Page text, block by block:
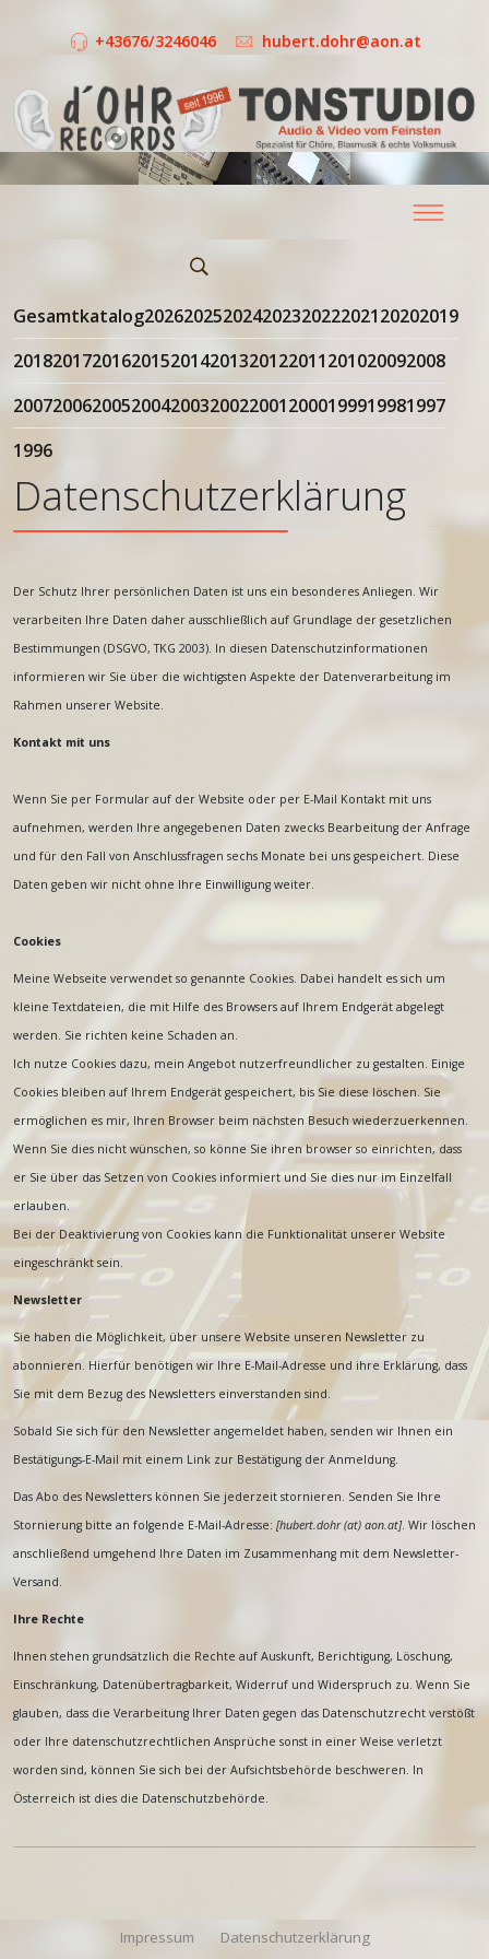
+43676/3246046 hubert.dohr@aon.at
Gesamtkatalog20262025202420232022202120202019
20182017201620152014201320122011201020092008
20072006200520042003200220012000199919981997
1996
Datenschutzerklärung
Der Schutz Ihrer persönlichen Daten ist uns ein besonderes Anliegen. Wir
verarbeiten Ihre Daten daher ausschließlich auf Grundlage der gesetzlichen
Bestimmungen (DSGVO, TKG 2003). In diesen Datenschutzinformationen
informieren wir Sie über die wichtigsten Aspekte der Datenverarbeitung im
Rahmen unserer Website.
Kontakt mit uns
Wenn Sie per Formular auf der Website oder per E-Mail Kontakt mit uns
aufnehmen, werden Ihre angegebenen Daten zwecks Bearbeitung der Anfrage
und für den Fall von Anschlussfragen sechs Monate bei uns gespeichert. Diese
Daten geben wir nicht ohne Ihre Einwilligung weiter.
Cookies
Meine Webseite verwendet so genannte Cookies. Dabei handelt es sich um
kleine Textdateien, die mit Hilfe des Browsers auf Ihrem Endgerät abgelegt
werden. Sie richten keine Schaden an.
Ich nutze Cookies dazu, mein Angebot nutzerfreundlicher zu gestalten. Einige
Cookies bleiben auf Ihrem Endgerät gespeichert, bis Sie diese löschen. Sie
ermöglichen es mir, Ihren Browser beim nächsten Besuch wiederzuerkennen.
Wenn Sie dies nicht wünschen, so könne Sie ihren browser so einrichten, dass
er Sie über das Setzen von Cookies informiert und Sie dies nur im Einzelfall
erlauben.
Bei der Deaktivierung von Cookies kann die Funktionalität unserer Website
eingeschränkt sein.
Newsletter
Sie haben die Möglichkeit, über unsere Website unseren Newsletter zu
abonnieren. Hierfür benötigen wir Ihre E-Mail-Adresse und ihre Erklärung, dass
Sie mit dem Bezug des Newsletters einverstanden sind.
Sobald Sie sich für den Newsletter angemeldet haben, senden wir Ihnen ein
Bestätigungs-E-Mail mit einem Link zur Bestätigung der Anmeldung.
Das Abo des Newsletters können Sie jederzeit stornieren. Senden Sie Ihre
Stornierung bitte an folgende E-Mail-Adresse: [hubert.dohr (at) aon.at]. Wir löschen
anschließend umgehend Ihre Daten im Zusammenhang mit dem Newsletter-
Versand.
Ihre Rechte
Ihnen stehen grundsätzlich die Rechte auf Auskunft, Berichtigung, Löschung,
Einschränkung, Datenübertragbarkeit, Widerruf und Widerspruch zu. Wenn Sie
glauben, dass die Verarbeitung Ihrer Daten gegen das Datenschutzrecht verstößt
oder Ihre datenschutzrechtlichen Ansprüche sonst in einer Weise verletzt
worden sind, können Sie sich bei der Aufsichtsbehörde beschweren. In
Österreich ist dies die Datenschutzbehörde.
Impressum
Datenschutzerklärung